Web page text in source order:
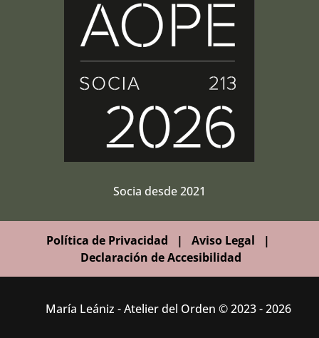
Socia desde 2021
Política de Privacidad | Aviso Legal |
Declaración de Accesibilidad
María Leániz - Atelier del Orden © 2023 - 2026